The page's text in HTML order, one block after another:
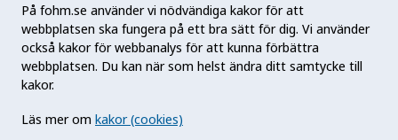
På fohm.se använder vi nödvändiga kakor för att
webbplatsen ska fungera på ett bra sätt för dig. Vi använder
också kakor för webbanalys för att kunna förbättra
webbplatsen. Du kan när som helst ändra ditt samtycke till
kakor.
Läs mer om kakor (cookies)
N